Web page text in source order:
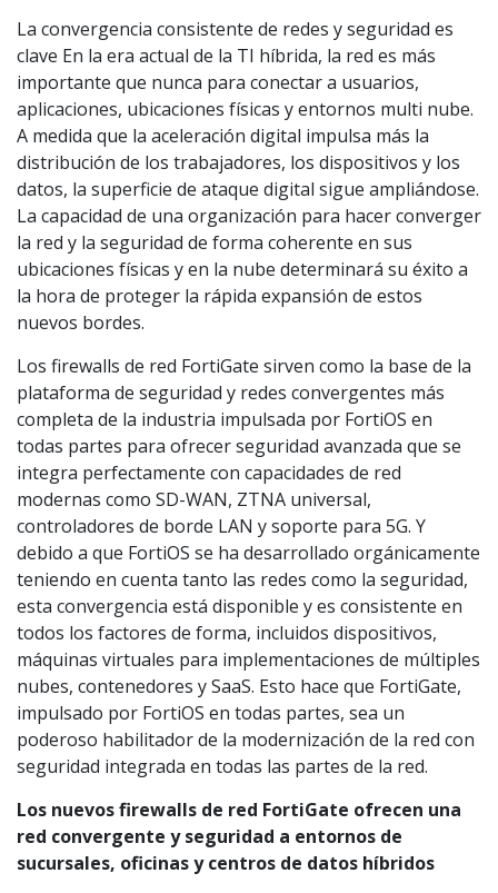
La convergencia consistente de redes y seguridad es
clave En la era actual de la TI híbrida, la red es más
importante que nunca para conectar a usuarios,
aplicaciones, ubicaciones físicas y entornos multi nube.
A medida que la aceleración digital impulsa más la
distribución de los trabajadores, los dispositivos y los
datos, la superficie de ataque digital sigue ampliándose.
La capacidad de una organización para hacer converger
la red y la seguridad de forma coherente en sus
ubicaciones físicas y en la nube determinará su éxito a
la hora de proteger la rápida expansión de estos
nuevos bordes.
Los firewalls de red FortiGate sirven como la base de la
plataforma de seguridad y redes convergentes más
completa de la industria impulsada por FortiOS en
todas partes para ofrecer seguridad avanzada que se
integra perfectamente con capacidades de red
modernas como SD-WAN, ZTNA universal,
controladores de borde LAN y soporte para 5G. Y
debido a que FortiOS se ha desarrollado orgánicamente
teniendo en cuenta tanto las redes como la seguridad,
esta convergencia está disponible y es consistente en
todos los factores de forma, incluidos dispositivos,
máquinas virtuales para implementaciones de múltiples
nubes, contenedores y SaaS. Esto hace que FortiGate,
impulsado por FortiOS en todas partes, sea un
poderoso habilitador de la modernización de la red con
seguridad integrada en todas las partes de la red.
Los nuevos firewalls de red FortiGate ofrecen una
red convergente y seguridad a entornos de
sucursales, oficinas y centros de datos híbridos